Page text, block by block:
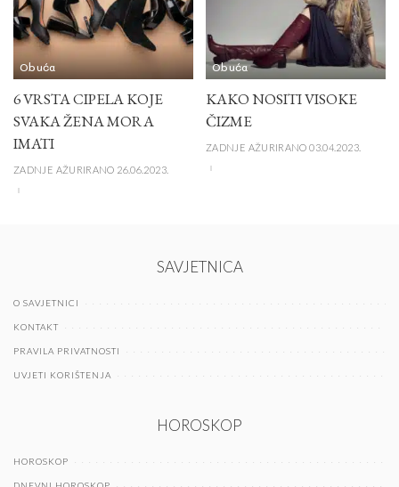
Obuća
6 VRSTA CIPELA KOJE
SVAKA ŽENA MORA
IMATI
ZADNJE AŽURIRANO 26.06.2023.
Obuća
KAKO NOSITI VISOKE
ČIZME
ZADNJE AŽURIRANO 03.04.2023.
SAVJETNICA
O SAVJETNICI
KONTAKT
PRAVILA PRIVATNOSTI
UVJETI KORIŠTENJA
HOROSKOP
HOROSKOP